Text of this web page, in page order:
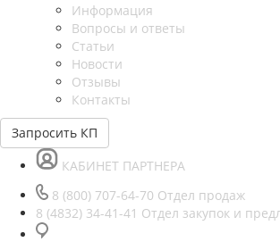
Информация
Вопросы и ответы
Статьи
Новости
Отзывы
Контакты
Запросить КП
КАБИНЕТ ПАРТНЕРА
8 (800) 707-64-70 Отдел продаж
8 (4832) 34-41-41 Отдел закупок и